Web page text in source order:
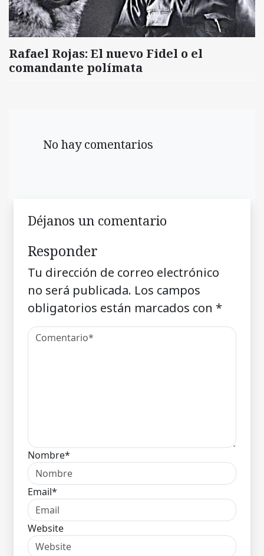
Rafael Rojas: El nuevo Fidel o el
comandante polímata
No hay comentarios
Déjanos un comentario
Responder
Tu dirección de correo electrónico
no será publicada. Los campos
obligatorios están marcados con *
Nombre*
Email*
Website